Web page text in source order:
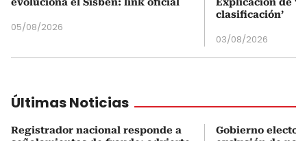
05/08/2026
clasificación’
03/08/2026
Últimas Noticias
Registrador nacional responde a
Gobierno electo